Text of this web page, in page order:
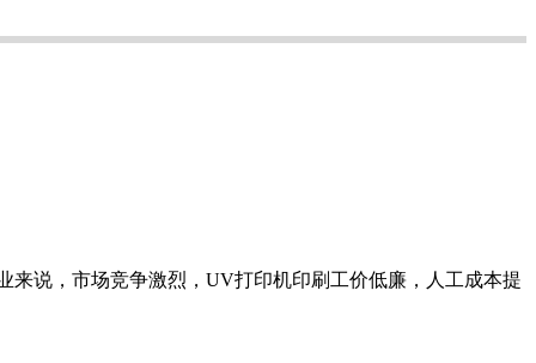
说，市场竞争激烈，UV打印机印刷工价低廉，人工成本提